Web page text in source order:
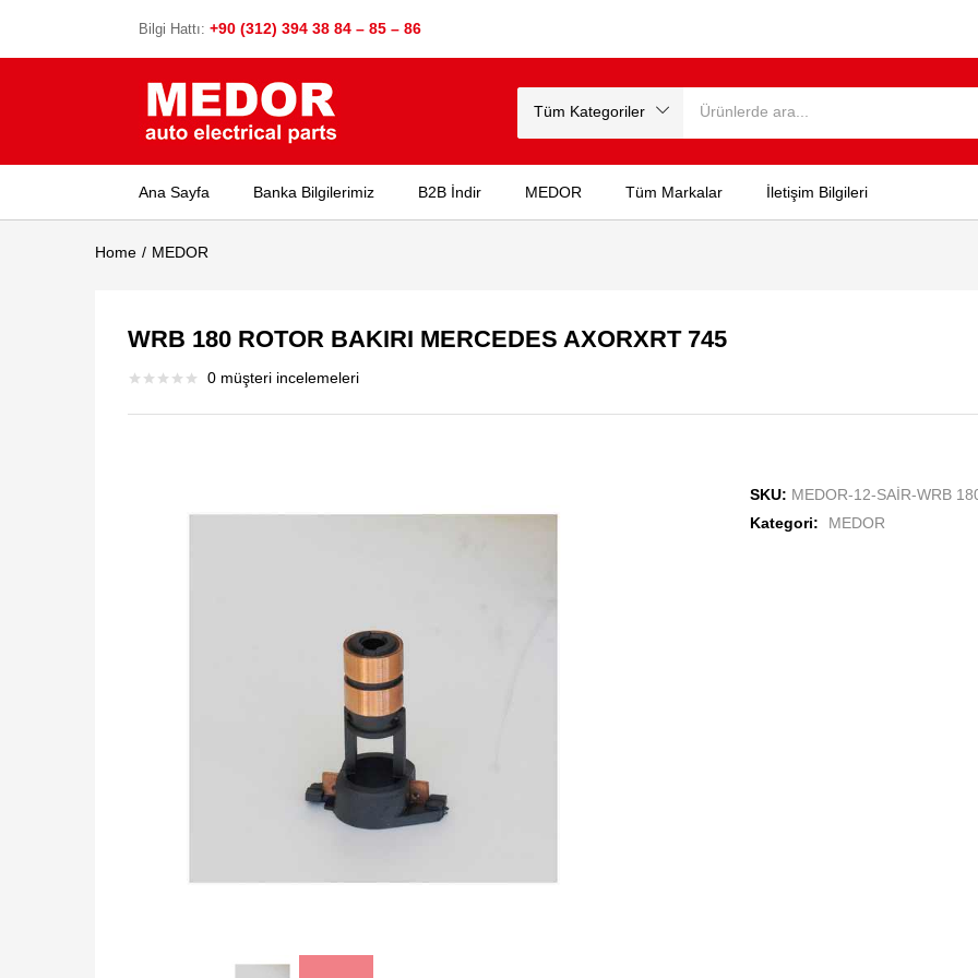
Bilgi Hattı: +90 (312) 394 38 84 – 85 – 86
Tüm Kategoriler
Ana Sayfa Banka Bilgilerimiz B2B İndir MEDOR Tüm Markalar İletişim Bilgileri
Home MEDOR
WRB 180 ROTOR BAKIRI MERCEDES AXORXRT 745
0 müşteri incelemeleri
SKU: MEDOR-12-SAİR-WRB
Kategori:
MEDOR